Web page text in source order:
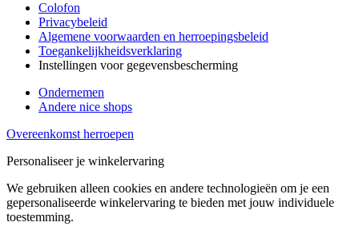
Colofon
Privacybeleid
Algemene voorwaarden en herroepingsbeleid
Toegankelijkheidsverklaring
Instellingen voor gegevensbescherming
Ondernemen
Andere nice shops
Overeenkomst herroepen
Personaliseer je winkelervaring
We gebruiken alleen cookies en andere technologieën om je een
gepersonaliseerde winkelervaring te bieden met jouw individuele
toestemming.